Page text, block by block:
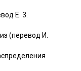
Е. 3.
(перевод И.